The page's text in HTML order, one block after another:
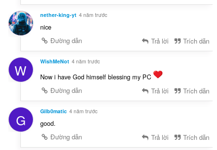
nether-king-yt 4 năm trước
nice
Đường dẫn
Trả lời Trích dẫn
W WishMeNot 4 năm trước
Now i have God himself blessing my PC
Đường dẫn
Trả lời Trích dẫn
G Gilb0matic 4 năm trước
good.
Đường dẫn
Trả lời Trích dẫn